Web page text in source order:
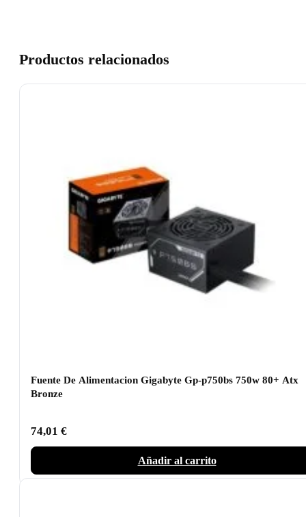
Productos relacionados
Fuente De Alimentacion Gigabyte Gp-p750bs 750w 80+ Atx
Bronze
74,01 €
Añadir al carrito